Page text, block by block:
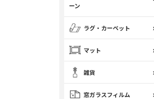
ーン
ラグ・カーペット
マット
雑貨
窓ガラスフィルム